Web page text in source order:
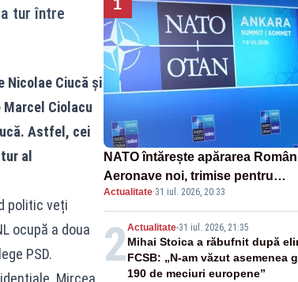
tur între
Nicolae Ciucă și
Marcel Ciolacu
Astfel, cei
al
politic veți
ocupă a doua
PSD.
Mircea
1
NATO întărește apărarea
Aeronave noi, trimise pentru
interceptarea și distrugerea
Actualitate·31 iul. 2026, 20:33
2Actualitate-31 iul. 2026, 21:35
Mihai Stoica a răbufnit după
FCSB: „N-am văzut asemenea
190 de meciuri europene”